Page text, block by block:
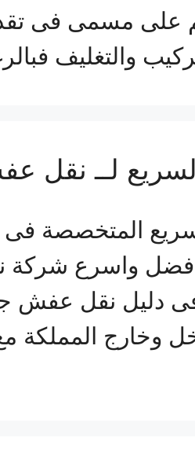
على مسمى فى
والتغليف
نقل عفش جدة 0560533140 سرعة فى
المتخصصة
واسرع شركة
دليل نقل عفش
وخارج